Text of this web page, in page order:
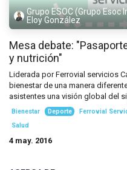
Grupo ESOC (Grupo Esoc
Eloy González
Mesa debate:
y nutrición"
Liderada por Ferrovial servicios
bienestar de una manera
asistentes una visión global del
Bienestar Deporte Ferrovial
Salud
4 may. 2016